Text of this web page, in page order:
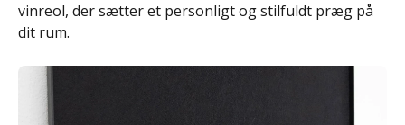
vinreol, der sætter et personligt og stilfuldt præg på
dit rum.